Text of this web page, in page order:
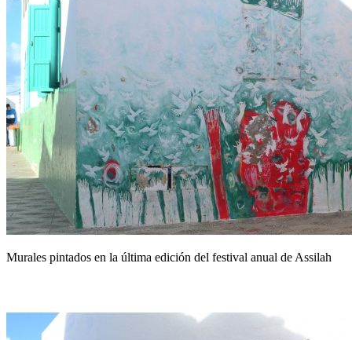
Murales pintados en la última edición del festival anual de Assilah